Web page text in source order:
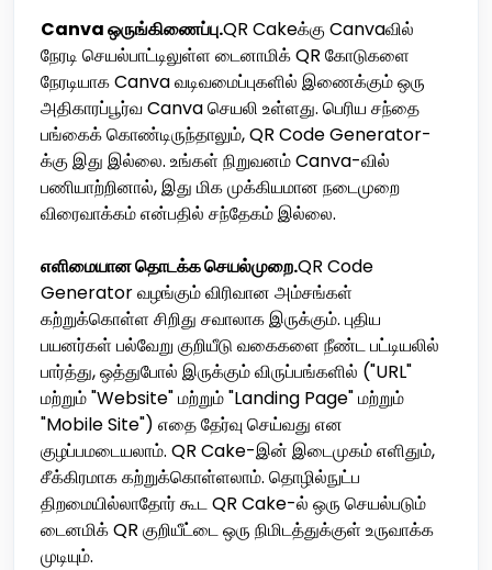
Canva ஒருங்கிணைப்பு.QR Cakeக்கு Canvaவில்
நேரடி செயல்பாட்டிலுள்ள டைனாமிக் QR கோடுகளை
நேரடியாக Canva வடிவமைப்புகளில் இணைக்கும் ஒரு
அதிகாரப்பூர்வ Canva செயலி உள்ளது. பெரிய சந்தை
பங்கைக் கொண்டிருந்தாலும், QR Code Generator-
க்கு இது இல்லை. உங்கள் நிறுவனம் Canva-வில்
பணியாற்றினால், இது மிக முக்கியமான நடைமுறை
விரைவாக்கம் என்பதில் சந்தேகம் இல்லை.
எளிமையான தொடக்க செயல்முறை.QR Code
Generator வழங்கும் விரிவான அம்சங்கள்
கற்றுக்கொள்ள சிறிது சவாலாக இருக்கும். புதிய
பயனர்கள் பல்வேறு குறியீடு வகைகளை நீண்ட பட்டியலில்
பார்த்து, ஒத்துபோல் இருக்கும் விருப்பங்களில் ("URL"
மற்றும் "Website" மற்றும் "Landing Page" மற்றும்
"Mobile Site") எதை தேர்வு செய்வது என
குழப்பமடையலாம். QR Cake-இன் இடைமுகம் எளிதும்,
சீக்கிரமாக கற்றுக்கொள்ளலாம். தொழில்நுட்ப
திறமையில்லாதோர் கூட QR Cake-ல் ஒரு செயல்படும்
டைனமிக் QR குறியீட்டை ஒரு நிமிடத்துக்குள் உருவாக்க
முடியும்.